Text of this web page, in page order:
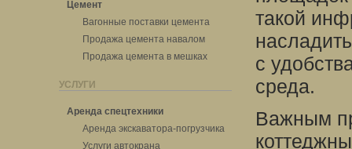
Цемент
Вагонные поставки цемента
Продажа цемента навалом
Продажа цемента в мешках
УСЛУГИ
Аренда спецтехники
Аренда экскаватора-погрузчика
Услуги автокрана
такой
с
среда.
Важным